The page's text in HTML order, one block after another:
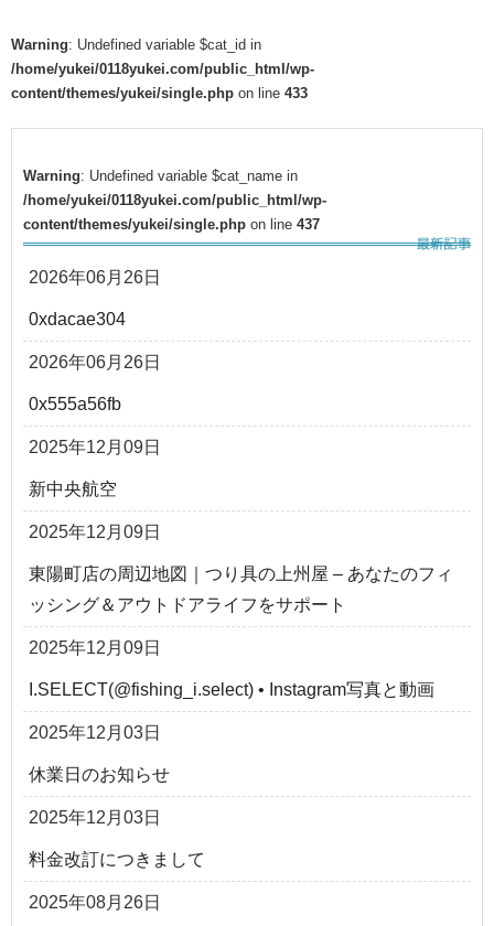
Warning: Undefined variable $cat_id in
/home/yukei/0118yukei.com/public_html/wp-
content/themes/yukei/single.php on line 433
Warning: Undefined variable $cat_name in
/home/yukei/0118yukei.com/public_html/wp-
content/themes/yukei/single.php on line 437
2026年06月26日
0xdacae304
2026年06月26日
0x555a56fb
2025年12月09日
新中央航空
2025年12月09日
東陽町店の周辺地図｜つり具の上州屋 – あなたのフィ
ッシング＆アウトドアライフをサポート
2025年12月09日
I.SELECT(@fishing_i.select) • Instagram写真と動画
2025年12月03日
休業日のお知らせ
2025年12月03日
料金改訂につきまして
2025年08月26日